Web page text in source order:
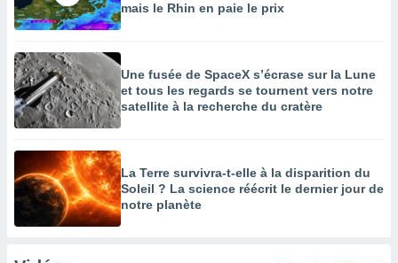
mais le Rhin en paie le prix
Une fusée de SpaceX s’écrase sur la Lune
et tous les regards se tournent vers notre
satellite à la recherche du cratère
La Terre survivra-t-elle à la disparition du
Soleil ? La science réécrit le dernier jour de
notre planète